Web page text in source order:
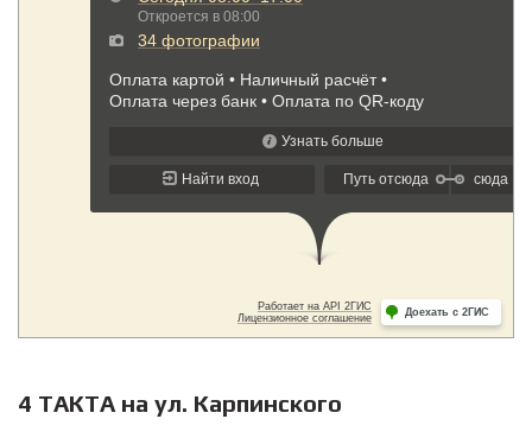
4 ТАКТА на ул. Карпинского